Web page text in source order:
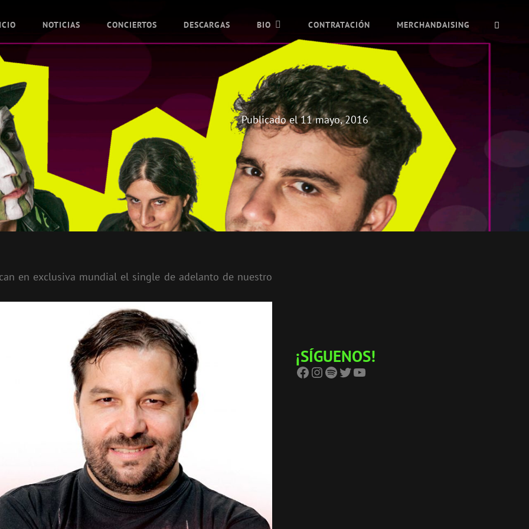
NOTICIAS CONCIERTOS DESCARGAS BIO CONTRATACIÓN MERCHANDAISING
Publicado el11 mayo, 2016
en exclusiva mundial el single de adelanto de nuestro
¡SÍGUENOS!
Facebook Instagram Spotify Twitter YouTube